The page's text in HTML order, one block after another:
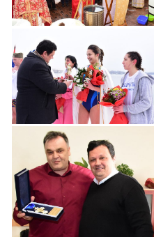
Simbolično Održano
Bogojavljensko
Plivanje u Zemunu
Simbolično Održano
Bogojavljensko
Plivanje u Zemunu